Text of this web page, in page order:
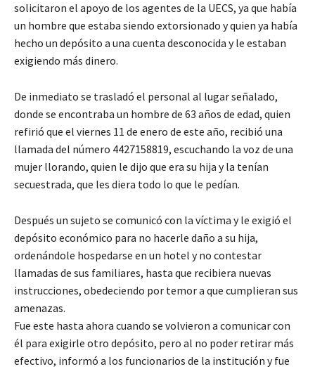
solicitaron el apoyo de los agentes de la UECS, ya que había
un hombre que estaba siendo extorsionado y quien ya había
hecho un depósito a una cuenta desconocida y le estaban
exigiendo más dinero.
De inmediato se trasladó el personal al lugar señalado,
donde se encontraba un hombre de 63 años de edad, quien
refirió que el viernes 11 de enero de este año, recibió una
llamada del número 4427158819, escuchando la voz de una
mujer llorando, quien le dijo que era su hija y la tenían
secuestrada, que les diera todo lo que le pedían.
Después un sujeto se comunicó con la víctima y le exigió el
depósito económico para no hacerle daño a su hija,
ordenándole hospedarse en un hotel y no contestar
llamadas de sus familiares, hasta que recibiera nuevas
instrucciones, obedeciendo por temor a que cumplieran sus
amenazas.
Fue este hasta ahora cuando se volvieron a comunicar con
él para exigirle otro depósito, pero al no poder retirar más
efectivo, informó a los funcionarios de la institución y fue